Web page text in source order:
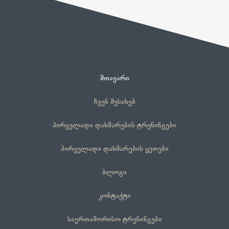
მთავარი
ჩვენ შესახებ
პირველადი დახმარების ტრენინგები
პირველადი დახმარების ყუთები
ბლოგი
კონტაქტი
საერთაშორისო ტრენინგები